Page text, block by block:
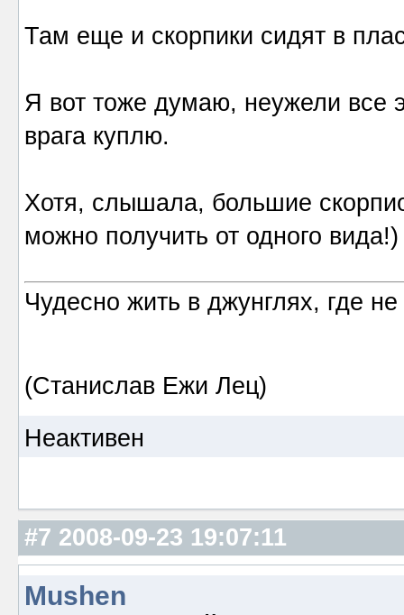
Там еще и скорпики сидят в
Я вот тоже думаю, неужели все
врага куплю.
Хотя, слышала, большие
можно получить от одного вида!)
Чудесно жить в джунглях, где
(Станислав Ежи Лец)
Неактивен
#7 2008-09-23 19:07:11
Mushen